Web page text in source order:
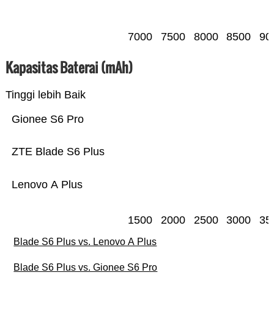
7000 7500 8000 8500
Kapasitas Baterai (mAh)
Tinggi lebih Baik
Lenovo A Plus
ZTE Blade S6 Plus
Gionee S6 Pro
1500 2000 2500 3000
Blade S6 Plus vs. Lenovo A Plus
Blade S6 Plus vs. Gionee S6 Pro